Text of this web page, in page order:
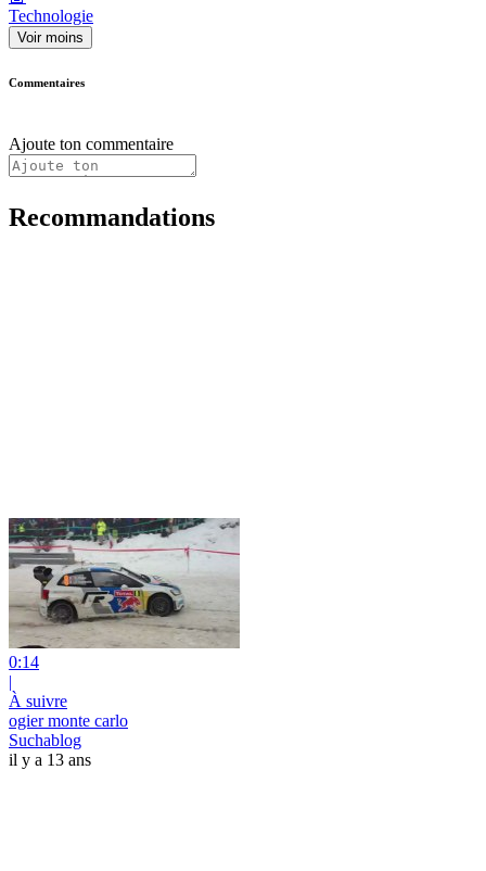
Technologie
Voir moins
Commentaires
Ajoute ton commentaire
Recommandations
0:14
|
À suivre
ogier monte carlo
Suchablog
il y a 13 ans